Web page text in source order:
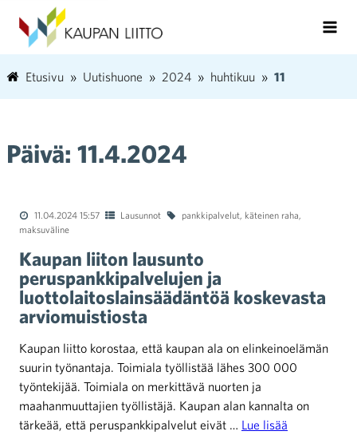
Etusivu Uutishuone 2024 huhtikuu 11
Päivä: 11.4.2024
11.04.2024 15:57 Lausunnot pankkipalvelut, käteinen raha,
maksuväline
Kaupan liiton lausunto
peruspankkipalvelujen ja
luottolaitoslainsäädäntöä koskevasta
arviomuistiosta
Kaupan liitto korostaa, että kaupan ala on elinkeinoelämän
suurin työnantaja. Toimiala työllistää lähes 300 000
työntekijää. Toimiala on merkittävä nuorten ja
maahanmuuttajien työllistäjä. Kaupan alan kannalta on
tärkeää, että peruspankkipalvelut eivät … Lue lisää